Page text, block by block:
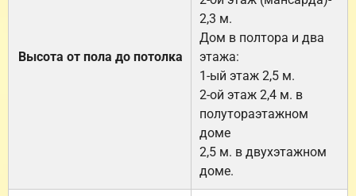
Высота от пола до потолка
2,3 м.
Дом в полтора и два
этажа:
1-ый этаж 2,5 м.
2-ой этаж 2,4 м. в
полутораэтажном
доме
2,5 м. в двухэтажном
доме.